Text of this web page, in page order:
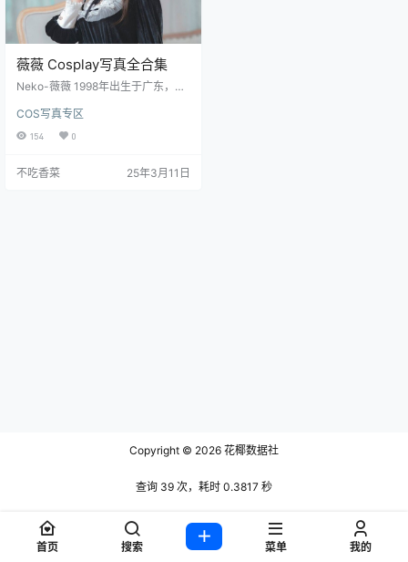
薇薇 Cosplay写真全合集
Neko-薇薇 1998年出生于广东，Co
少女，平时以角色扮演为主，也接
搬砖合作。 获取地址:点击获取
COS写真专区
154 0
不吃香菜 25年3月11日
Copyright © 2026 花椰数据社
查询 39 次，耗时 0.3817 秒
首页 搜索 菜单 我的